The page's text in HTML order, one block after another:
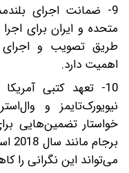
9- ضمانت اجرای
متحده و ایران برای
طریق تصویب و اجرای
اهمیت دارد.
10- تعهد کتبی
نیویورک‌تایمز و
خواستار تضمین‌هایی
می‌تواند این نگرانی را